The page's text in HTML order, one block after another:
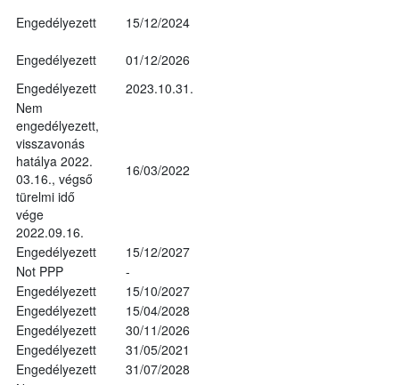
Engedélyezett 15/12/2024
Engedélyezett
01/12/2026
Engedélyezett 2023.10.31.
Nem
engedélyezett,
visszavonás
hatálya 2022.
03.16., végső
türelmi idő
vége
2022.09.16.
16/03/2022
Engedélyezett
15/12/2027
Not PPP
-
Engedélyezett
15/10/2027
Engedélyezett
15/04/2028
Engedélyezett
30/11/2026
Engedélyezett
31/05/2021
Engedélyezett
31/07/2028